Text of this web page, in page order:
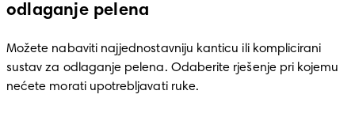
odlaganje pelena
Možete nabaviti najjednostavniju kanticu ili komplicirani
sustav za odlaganje pelena. Odaberite rješenje pri kojemu
nećete morati upotrebljavati ruke.